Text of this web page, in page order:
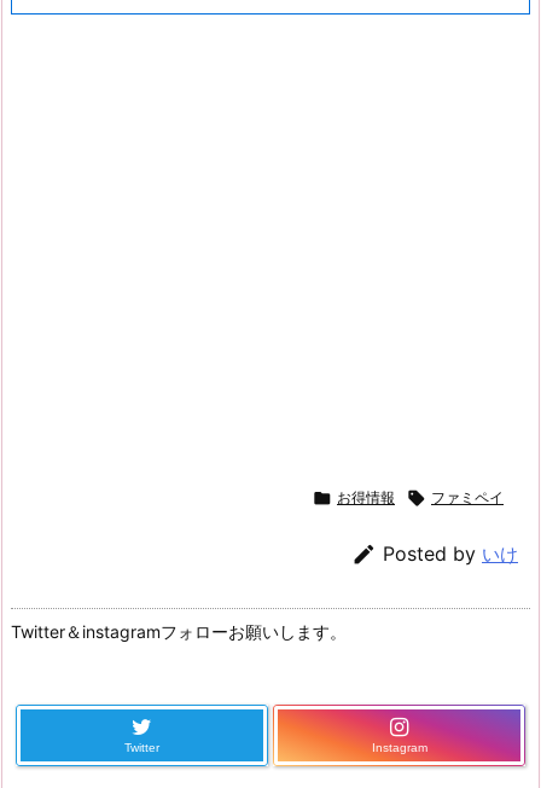
 お得情報  ファミペイ
 Posted by いけ
Twitter＆instagramフォローお願いします。
Twitter Instagram